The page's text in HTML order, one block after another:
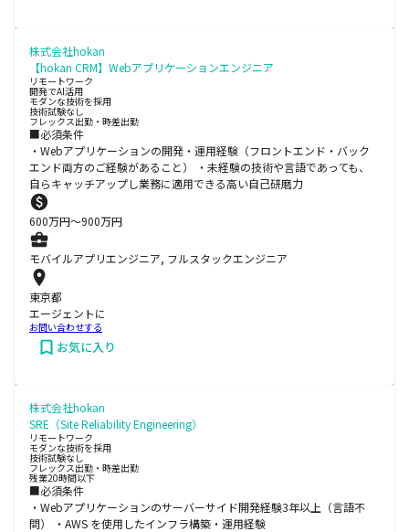
株式会社hokan
【hokan CRM】Webアプリケーションエンジニア
リモートワーク
開発でAI活用
モダンな技術を採用
技術試験なし
フレックス出勤・時差出勤
■必須条件
・Webアプリケーションの開発・運用経験（フロントエンド・バック
エンド両方のご経験があること） ・未経験の技術や言語であっても、
自らキャッチアップし業務に適用できる高い自己研磨力
600万円〜900万円
モバイルアプリエンジニア, フルスタックエンジニア
東京都
エージェントに
お問い合わせする
お気に入り
株式会社hokan
SRE（Site Reliability Engineering）
リモートワーク
モダンな技術を採用
技術試験なし
フレックス出勤・時差出勤
残業20時間以下
■必須条件
・Webアプリケーションのサーバーサイド開発経験3年以上（言語不
問） ・AWS を使用したインフラ構築・運用経験